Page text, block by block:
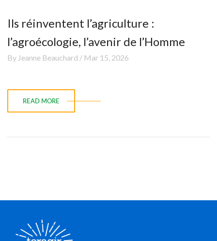
Ils réinventent l’agriculture :
l’agroécologie, l’avenir de l’Homme
By Jeanne Beauchard / Mar 15, 2026
READ MORE